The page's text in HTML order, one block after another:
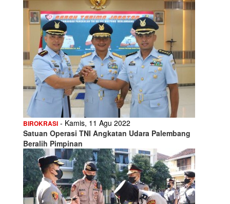
BIROKRASI - Kamis, 11 Agu 2022
Satuan Operasi TNI Angkatan Udara Palembang
Beralih Pimpinan